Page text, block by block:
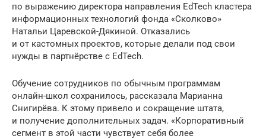
по выражению директора направления EdTech кластера
информационных технологий фонда «Сколково»
Натальи Царевской-Дякиной. Отказались
и от кастомных проектов, которые делали под свои
нужды в партнёрстве с EdTech.
Обучение сотрудников по обычным программам
онлайн-школ сохранилось, рассказала Марианна
Снигирёва. К этому привело и сокращение штата,
и получение дополнительных задач. «Корпоративный
сегмент в этой части чувствует себя более